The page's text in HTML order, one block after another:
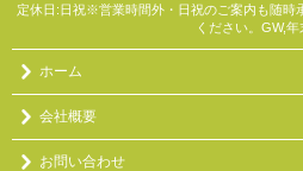
定休日:日祝※営業時間外・日祝のご案内も随時
ください。GW,
ホーム
会社概要
お問い合わせ